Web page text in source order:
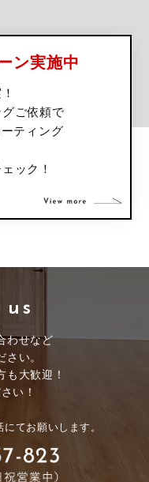
ン実施中
ご依頼で
ティング
ック！
us
わせなど
さい。
も大歓迎！
い！
てお願いします。